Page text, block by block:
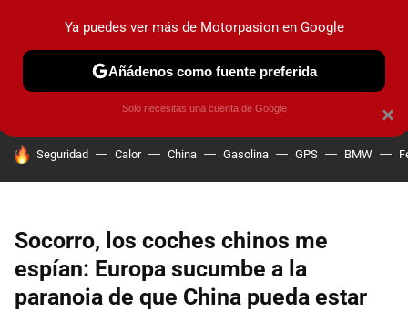
PRUEBAS COCHES ELÉCTRICOS OBSERVATORIO
HOY SE HABLA DE
Seguridad Calor China Gasolina GPS BMW
Socorro, los coches chinos me
espían: Europa sucumbe a la
paranoia de que China pueda estar
×
Ya puedes ver más de Motorpasion en Google
Añádenos como fuente preferida
Solo necesitas una cuenta de Google